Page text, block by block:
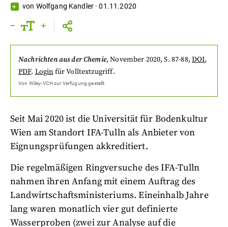
von Wolfgang Kandler ·01.11.2020
Nachrichten aus der Chemie,November 2020, S. 87-88, DOI,
PDF. Login für Volltextzugriff.
Von Wiley-VCHzur Verfügung gestellt
Seit Mai 2020 ist die Universität für Bodenkultur
Wien am Standort IFA-Tulln als Anbieter von
Eignungsprüfungen akkreditiert.
Die regelmäßigen Ringversuche des IFA-Tulln
nahmen ihren Anfang mit einem Auftrag des
Landwirtschaftsministeriums. Eineinhalb Jahre
lang waren monatlich vier gut definierte
Wasserproben (zwei zur Analyse auf die